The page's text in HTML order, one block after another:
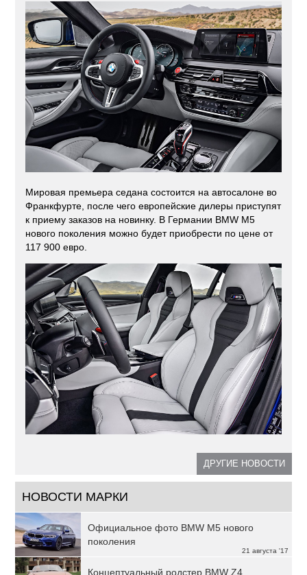
Мировая премьера седана состоится на автосалоне во
Франкфурте, после чего европейские дилеры приступят
к приему заказов на новинку. В Германии BMW M5
нового поколения можно будет приобрести по цене от
117 900 евро.
ДРУГИЕ НОВОСТИ
НОВОСТИ МАРКИ
21 августа '17
Официальное фото BMW M5 нового
поколения
Концептуальный родстер BMW Z4